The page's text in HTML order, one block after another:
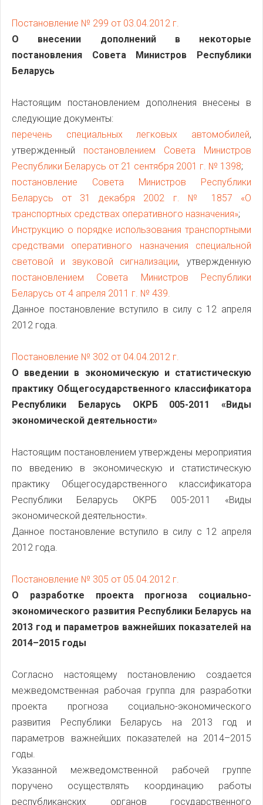
Постановление № 299 от 03.04.2012 г.
О внесении дополнений в некоторые
постановления Совета Министров Республики
Беларусь
Настоящим постановлением дополнения внесены в
следующие документы:
перечень специальных легковых автомобилей,
утвержденный постановлением Совета Министров
Республики Беларусь от 21 сентября 2001 г. № 1398;
постановление Совета Министров Республики
Беларусь от 31 декабря 2002 г. № 1857 «О
транспортных средствах оперативного назначения»;
Инструкцию о порядке использования транспортными
средствами оперативного назначения специальной
световой и звуковой сигнализации, утвержденную
постановлением Совета Министров Республики
Беларусь от 4 апреля 2011 г. № 439.
Данное постановление вступило в силу с 12 апреля
2012 года.
Постановление № 302 от 04.04.2012 г.
О введении в экономическую и статистическую
практику Общегосударственного классификатора
Республики Беларусь ОКРБ 005-2011 «Виды
экономической деятельности»
Настоящим постановлением утверждены мероприятия
по введению в экономическую и статистическую
практику Общегосударственного классификатора
Республики Беларусь ОКРБ 005-2011 «Виды
экономической деятельности».
Данное постановление вступило в силу с 12 апреля
2012 года.
Постановление № 305 от 05.04.2012 г.
О разработке проекта прогноза социально-
экономического развития Республики Беларусь на
2013 год и параметров важнейших показателей на
2014–2015 годы
Согласно настоящему постановлению создается
межведомственная рабочая группа для разработки
проекта прогноза социально-экономического
развития Республики Беларусь на 2013 год и
параметров важнейших показателей на 2014–2015
годы.
Указанной межведомственной рабочей группе
поручено осуществлять координацию работы
республиканских органов государственного